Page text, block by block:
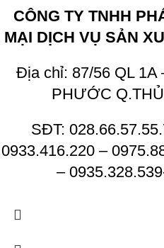
CÔNG TY TNHH
MẠI DỊCH VỤ SẢN
Địa chỉ: 87/56 QL 1A
PHƯỚC
SĐT:
0933.416.220 –
–